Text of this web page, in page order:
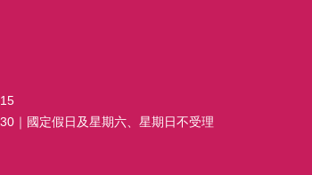
｜國定假日及星期六、星期日不受理